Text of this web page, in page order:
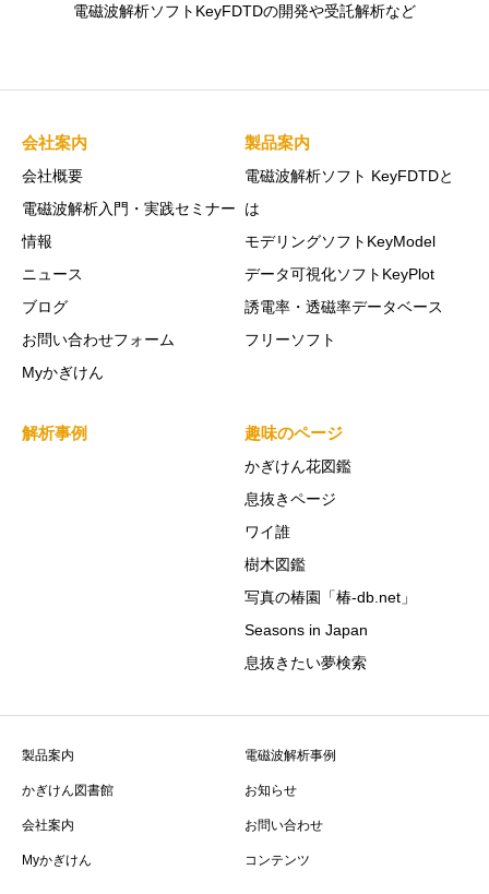
電磁波解析ソフトKeyFDTDの開発や受託解析など
会社案内
会社概要
電磁波解析入門・実践セミナー
情報
ニュース
ブログ
お問い合わせフォーム
Myかぎけん
製品案内
電磁波解析ソフト KeyFDTDと
は
モデリングソフトKeyModel
データ可視化ソフトKeyPlot
誘電率・透磁率データベース
フリーソフト
解析事例 趣味のページ
かぎけん花図鑑
息抜きページ
ワイ誰
樹木図鑑
写真の椿園「椿-db.net」
Seasons in Japan
息抜きたい夢検索
製品案内 電磁波解析事例
かぎけん図書館 お知らせ
会社案内 お問い合わせ
Myかぎけん コンテンツ